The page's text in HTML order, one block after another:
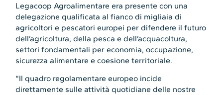
Legacoop Agroalimentare era presente con una
delegazione qualificata al fianco di migliaia di
agricoltori e pescatori europei per difendere il futuro
dell’agricoltura, della pesca e dell’acquacoltura,
settori fondamentali per economia, occupazione,
sicurezza alimentare e coesione territoriale.
“Il quadro regolamentare europeo incide
direttamente sulle attività quotidiane delle nostre